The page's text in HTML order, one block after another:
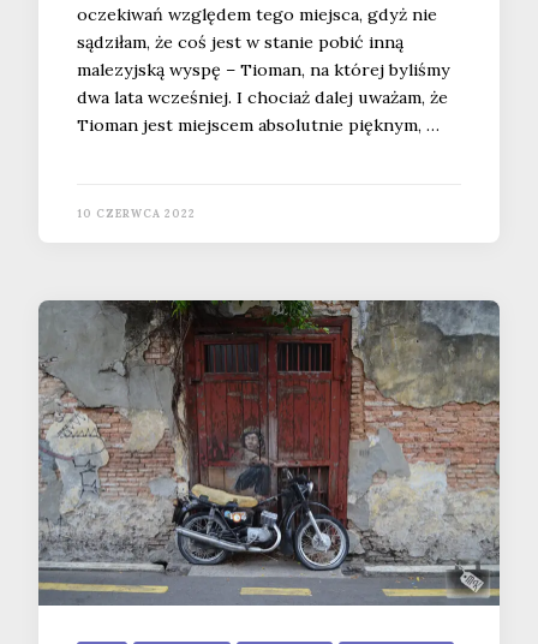
oczekiwań względem tego miejsca, gdyż nie
sądziłam, że coś jest w stanie pobić inną
malezyjską wyspę – Tioman, na której byliśmy
dwa lata wcześniej. I chociaż dalej uważam, że
Tioman jest miejscem absolutnie pięknym, …
10 CZERWCA 2022